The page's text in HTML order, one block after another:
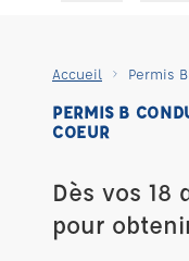
Accueil Permis
PERMIS B
COEUR
Dès vos
pour